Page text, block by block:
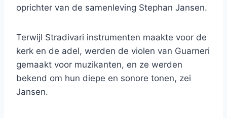
oprichter van de samenleving Stephan Jansen.
Terwijl Stradivari instrumenten maakte voor de
kerk en de adel, werden de violen van Guarneri
gemaakt voor muzikanten, en ze werden
bekend om hun diepe en sonore tonen, zei
Jansen.